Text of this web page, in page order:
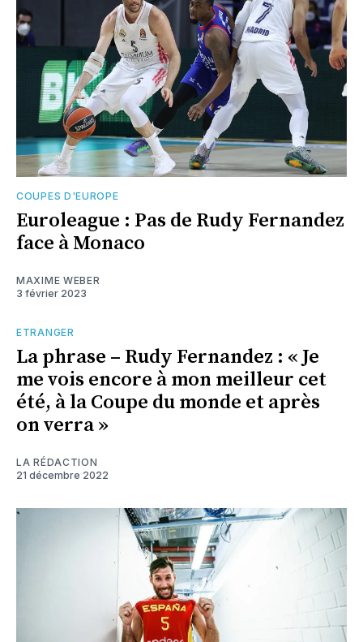
COUPES D'EUROPE
Euroleague : Pas de Rudy Fernandez
face à Monaco
MAXIME WEBER
3 février 2023
ETRANGER
La phrase – Rudy Fernandez : « Je
me vois encore à mon meilleur cet
été, à la Coupe du monde et après
on verra »
LA RÉDACTION
21 décembre 2022